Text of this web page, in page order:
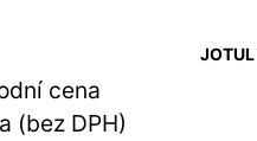
cena
(bez DPH)